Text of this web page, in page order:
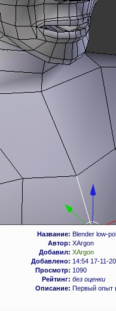
Название: Blender low-
Автор: XArgon
Добавил: XArgon
Добавлено: 14:54 17-11-
Просмотр: 1090
Рейтинг: без оценки
Описание: Первый опыт